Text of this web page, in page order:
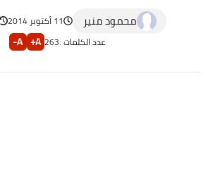
محمود منير 11 أكتوبر 2014
عدد الكلمات :263
A+
A-